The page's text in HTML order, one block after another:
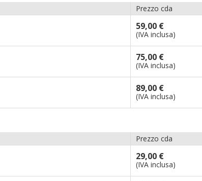
Prezzo cda
59,00 €
(IVA inclusa)
75,00 €
(IVA inclusa)
89,00 €
(IVA inclusa)
Prezzo cda
29,00 €
(IVA inclusa)